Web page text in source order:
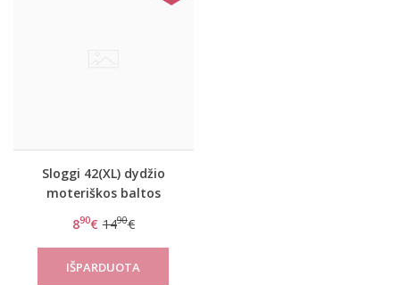
Sloggi 42(XL) dydžio
moteriškos baltos
Cotton H Midi C2P
890€ 1490€